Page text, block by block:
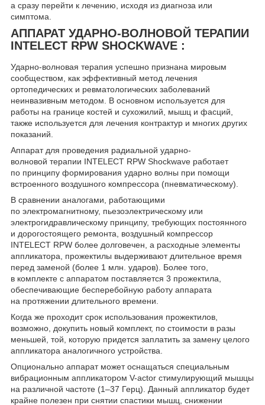
а сразу перейти к лечению, исходя из диагноза или
симптома.
АППАРАТ УДАРНО-ВОЛНОВОЙ ТЕРАПИИ
INTELECT RPW SHOCKWAVE :
Ударно-волновая терапия успешно признана мировым
сообществом, как эффективный метод лечения
ортопедических и ревматологических заболеваний
неинвазивным методом. В основном используется для
работы на границе костей и сухожилий, мышц и фасций,
также используется для лечения контрактур и многих других
показаний.
Аппарат для проведения радиальной ударно-
волновой терапии INTELECT RPW Shockwave работает
по принципу формирования ударно волны при помощи
встроенного воздушного компрессора (пневматическому).
В сравнении аналогами, работающими
по электромагнитному, пьезоэлектрическому или
электрогидравлическому принципу, требующих постоянного
и дорогостоящего ремонта, воздушный компрессор
INTELECT RPW более долговечен, а расходные элементы
аппликатора, прожектилы выдерживают длительное время
перед заменой (более 1 млн. ударов). Более того,
в комплекте с аппаратом поставляется 3 прожектила,
обеспечивающие бесперебойную работу аппарата
на протяжении длительного времени.
Когда же проходит срок использования прожектилов,
возможно, докупить новый комплект, по стоимости в разы
меньшей, той, которую придется заплатить за замену целого
аппликатора аналогичного устройства.
Опционально аппарат может оснащаться специальным
вибрационным аппликатором V-actor стимулирующий мышцы
на различной частоте (1–37 Герц). Данный аппликатор будет
крайне полезен при снятии спастики мышц, снижении